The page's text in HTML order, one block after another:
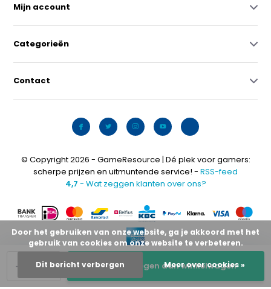
+
- Toevoegen aan winkelwagen
Mijn account
Categorieën
Contact
© Copyright 2026 - GameResource | Dé plek voor gamers:
scherpe prijzen en uitmuntende service! - RSS-feed
4,7 - Wat zeggen klanten over ons?
Door het gebruiken van onze website, ga je akkoord met het
gebruik van cookies om onze website te verbeteren.
Dit bericht verbergen Meer over cookies »